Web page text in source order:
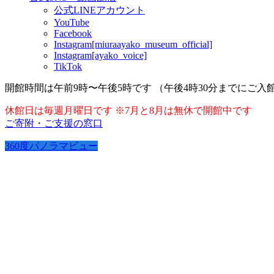
公式LINEアカウント
YouTube
Facebook
Instagram[miuraayako_museum_official]
Instagram[ayako_voice]
TikTok
開館時間は午前9時〜午後5時です （午後4時30分までにご入
休館日は毎週月曜日です ※7月と8月は無休で開館中です
ご寄附・ご支援の窓口
360度パノラマビュー